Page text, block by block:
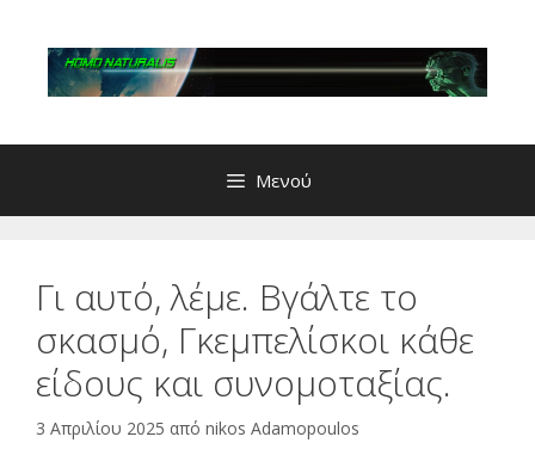
περιεχόμενο
Μενού
Γι αυτό, λέμε. Βγάλτε το
σκασμό, Γκεμπελίσκοι κάθε
είδους και συνομοταξίας.
3 Απριλίου 2025 από nikos Adamopoulos